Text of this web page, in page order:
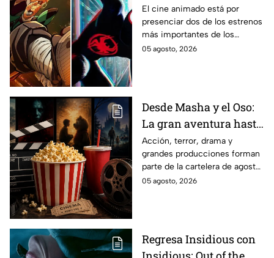
gran enfrentamiento
en taquilla del 2027
El cine animado está por
presenciar dos de los estrenos
más importantes de los
últimos años.
05 agosto, 2026
Desde Masha y el Oso:
La gran aventura hasta
El Final de la Calle Oak
con Anne Hathaway.
Esta es la lista
completa de los
México
Acción, terror, drama y
grandes producciones forman
parte de la cartelera de agosto
en México.
05 agosto, 2026
Regresa Insidious con